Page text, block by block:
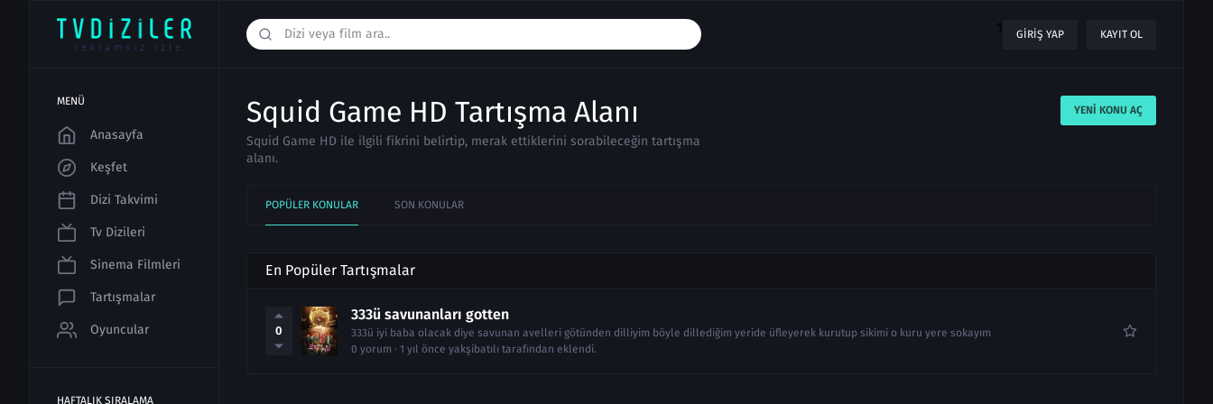
1 GIRIŞ YAP KAYIT OL
MENÜ
Anasayfa
Keşfet
Dizi Takvimi
Tv Dizileri
Sinema Filmleri
Tartışmalar
Oyuncular
HAFTALIK SIRALAMA
Squid Game HD Tartışma Alanı
Squid Game HD ile ilgili fikrini belirtip, merak ettiklerini sorabileceğin tartışma
alanı.
YENI KONU AÇ
POPÜLER KONULAR SON KONULAR
En Popüler Tartışmalar
0
333ü savunanları gotten
333ü iyi baba olacak diye savunan avelleri götünden dilliyim böyle dillediğim yeride üfleyerek kurutup sikimi o kuru yere sokayım
0 yorum · 1 yıl önce yakşibatılı tarafından eklendi.